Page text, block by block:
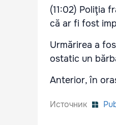
(11:02) Poliţia
că ar fi fost
Urmărirea a
ostatic un
Anterior, în
Источник